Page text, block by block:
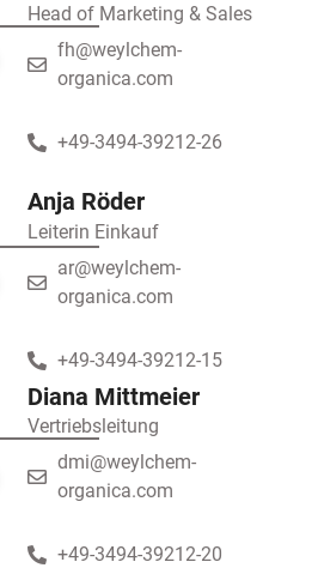
Head of Marketing & Sales
fh@weylchem-
organica.com
+49-3494-39212-26
Anja Röder
Leiterin Einkauf
ar@weylchem-
organica.com
+49-3494-39212-15
Diana Mittmeier
Vertriebsleitung
dmi@weylchem-
organica.com
+49-3494-39212-20